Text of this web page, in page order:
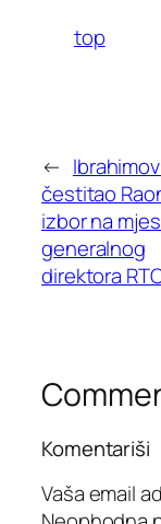
top
←
čestitao
izbor na
generalnog
direktora
Komentariši
Vaša email